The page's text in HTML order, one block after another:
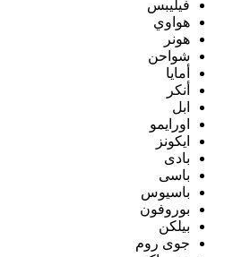
فيليبس
هواوي
هونر
شواحن
أمايا
أنكر
ابل
اورايمو
ايكونز
بادى
باسى
باسيوس
بوروفون
بيلكن
جوى روم